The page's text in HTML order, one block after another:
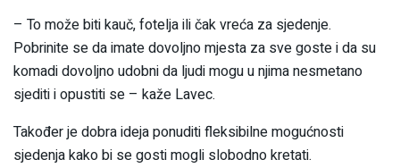
– To može biti kauč, fotelja ili čak vreća za sjedenje.
Pobrinite se da imate dovoljno mjesta za sve goste i da su
komadi dovoljno udobni da ljudi mogu u njima nesmetano
sjediti i opustiti se – kaže Lavec.
Također je dobra ideja ponuditi fleksibilne mogućnosti
sjedenja kako bi se gosti mogli slobodno kretati.